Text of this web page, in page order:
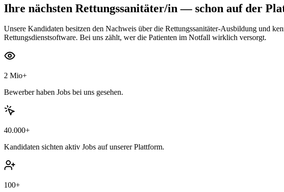
Ihre nächsten Rettungssanitäter/in — schon auf der
Unsere Kandidaten besitzen den Nachweis über die Rettungssanitäter-Ausbildung und
Rettungsdienstsoftware. Bei uns zählt, wer die Patienten im Notfall wirklich versorgt.
2 Mio+
Bewerber haben Jobs bei uns gesehen.
40.000+
Kandidaten sichten aktiv Jobs auf unserer Plattform.
100+